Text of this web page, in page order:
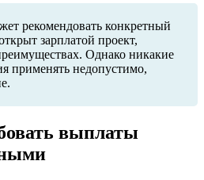
рекомендовать конкретный
зарплатой проект,
Однако никакие
применять недопустимо,
выплаты